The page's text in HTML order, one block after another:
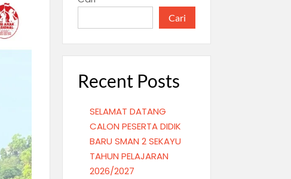
Cari
Recent Posts
SELAMAT DATANG
CALON PESERTA DIDIK
BARU SMAN 2 SEKAYU
TAHUN PELAJARAN
2026/2027